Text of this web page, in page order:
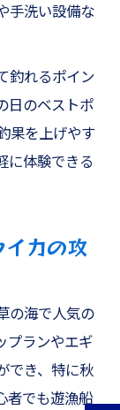
手洗い設備な
釣れるポイン
日のベストポ
果を上げやす
に体験できる
カの攻
の海で人気の
プランやエギ
でき、特に秋
者でも遊漁船